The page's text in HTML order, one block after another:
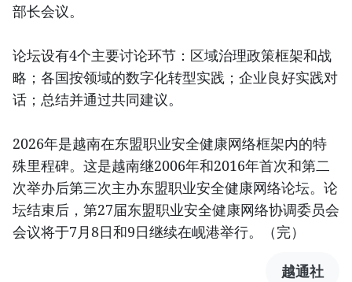
部长会议。
论坛设有4个主要讨论环节：区域治理政策框架和战
略；各国按领域的数字化转型实践；企业良好实践对
话；总结并通过共同建议。
2026年是越南在东盟职业安全健康网络框架内的特
殊里程碑。这是越南继2006年和2016年首次和第二
次举办后第三次主办东盟职业安全健康网络论坛。论
坛结束后，第27届东盟职业安全健康网络协调委员会
会议将于7月8日和9日继续在岘港举行。（完）
越通社